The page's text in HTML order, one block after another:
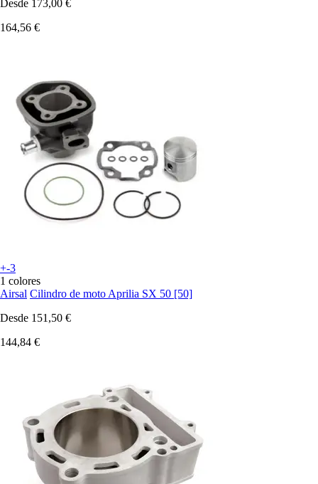
Desde 173,00 €
164,56 €
+-3
1 colores
Airsal Cilindro de moto Aprilia SX 50 [50]
Desde 151,50 €
144,84 €